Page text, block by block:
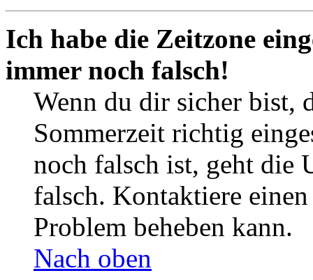
Ich habe die Zeitzone
immer noch falsch!
Wenn du dir sicher bist,
Sommerzeit richtig
noch falsch ist, geht die
falsch. Kontaktiere
Problem beheben kann.
Nach oben